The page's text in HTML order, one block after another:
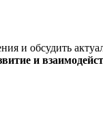
и обсудить
и